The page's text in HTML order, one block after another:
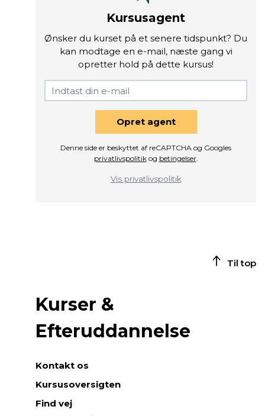
Kursusagent
Ønsker du kurset på et senere tidspunkt? Du
kan modtage en e-mail, næste gang vi
opretter hold på dette kursus!
Opret agent
Denne side er beskyttet af reCAPTCHA og Googles
privatlivspolitikog betingelser.
Vis privatlivspolitik
Til top
Kurser &
Efteruddannelse
Kontakt os
Kursusoversigten
Find vej